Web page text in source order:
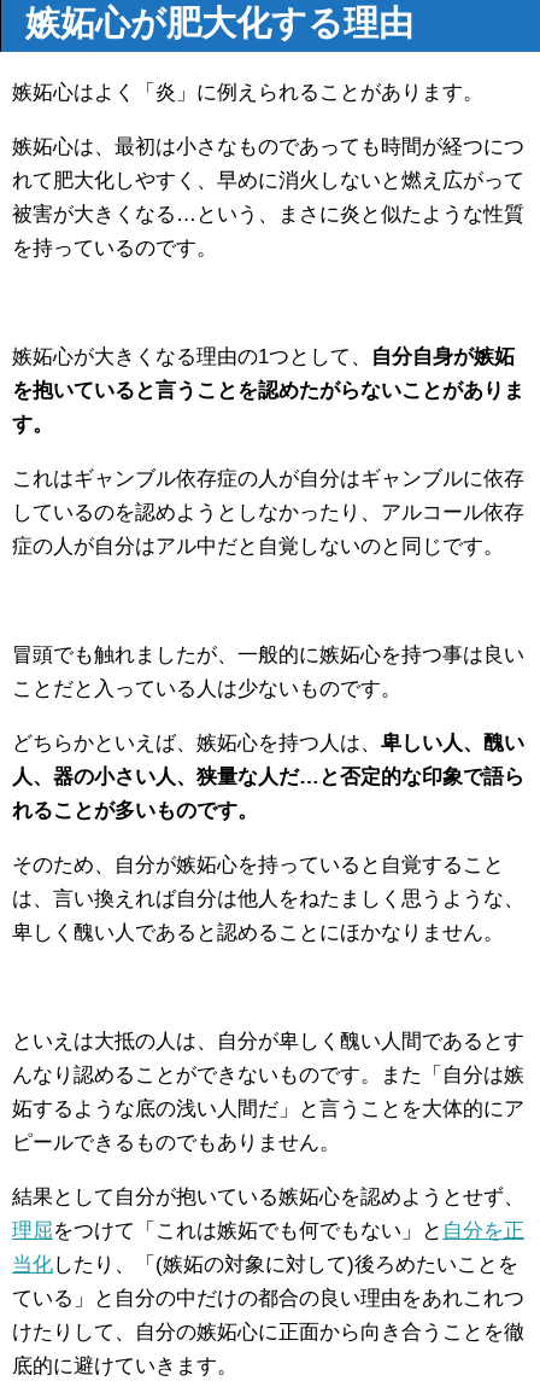
嫉妬心が肥大化する理由
嫉妬心はよく「炎」に例えられることがあります。
嫉妬心は、最初は小さなものであっても時間が経つにつ
れて肥大化しやすく、早めに消火しないと燃え広がって
被害が大きくなる…という、まさに炎と似たような性質
を持っているのです。
嫉妬心が大きくなる理由の1つとして、
自分自身が嫉妬
を抱いていると言うことを認めたがらないことがありま
す。
これはギャンブル依存症の人が自分はギャンブルに依存
しているのを認めようとしなかったり、アルコール依存
症の人が自分はアル中だと自覚しないのと同じです。
冒頭でも触れましたが、一般的に嫉妬心を持つ事は良い
ことだと入っている人は少ないものです。
どちらかといえば、嫉妬心を持つ人は、 卑しい人、醜い
人、器の小さい人、狭量な人だ…と否定的な印象で語ら
れることが多いものです。
そのため、自分が嫉妬心を持っていると自覚すること
は、言い換えれば自分は他人をねたましく思うような、
卑しく醜い人であると認めることにほかなりません。
といえは大抵の人は、自分が卑しく醜い人間であるとす
んなり認めることができないものです。また「自分は嫉
妬するような底の浅い人間だ」と言うことを大体的にア
ピールできるものでもありません。
結果として自分が抱いている嫉妬心を認めようとせず、
理屈をつけて「これは嫉妬でも何でもない」と 自分を正
当化したり、「(嫉妬の対象に対して)後ろめたいことを
ている」と自分の中だけの都合の良い理由をあれこれつ
けたりして、自分の嫉妬心に正面から向き合うことを徹
底的に避けていきます。